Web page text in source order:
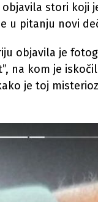
stori koji
u pitanju novi
objavila je
na kom je
je toj